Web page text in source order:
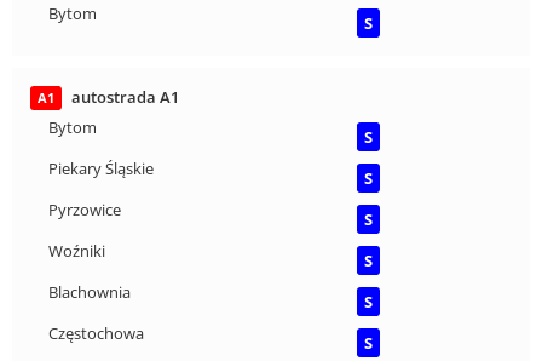
Bytom
S
A1
autostrada A1
Bytom
S
Piekary Śląskie
S
Pyrzowice
S
Woźniki
S
Blachownia
S
Częstochowa
S